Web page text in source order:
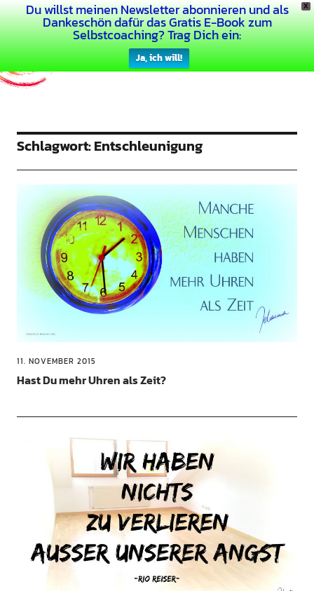
X
Du willst meinen Newsletter abonnieren und als
Dankeschön dafür das Gratis E-Book zum
Selbstcoaching? Trag Dich ein:
Ja, ich will!
Dein Buntes Leben
Schlagwort:Entschleunigung
11. NOVEMBER 2015
Hast Du mehr Uhren als Zeit?